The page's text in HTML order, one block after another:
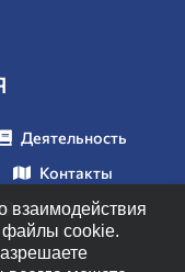
Деятельность
Контакты
Мероприятия
взаимодействия
файлы cookie.